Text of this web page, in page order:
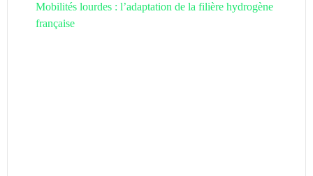
Mobilités lourdes : l’adaptation de la filière hydrogène
française